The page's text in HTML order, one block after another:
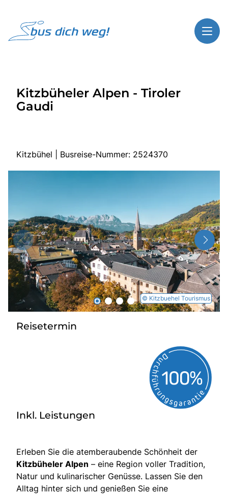
Highlights
Service
Über Bus dich weg!
Radio
Sie befinden sich in:
Deutschland
Kitzbüheler Alpen - Tiroler
Gaudi
Kitzbühel | Busreise-Nummer: 2524370
© Kitzbuehel Tourismus
Reisetermin
Inkl. Leistungen
Erleben Sie die atemberaubende Schönheit der
Kitzbüheler Alpen – eine Region voller Tradition,
Natur und kulinarischer Genüsse. Lassen Sie den
Alltag hinter sich und genießen Sie eine